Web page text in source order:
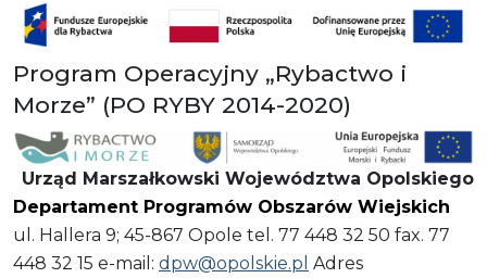
Program Operacyjny „Rybactwo i
Morze” (PO RYBY 2014-2020)
Urząd Marszałkowski Województwa Opolskiego
Departament Programów Obszarów Wiejskich
ul. Hallera 9; 45-867 Opole tel. 77 448 32 50 fax. 77
448 32 15 e-mail: dpw@opolskie.pl Adres